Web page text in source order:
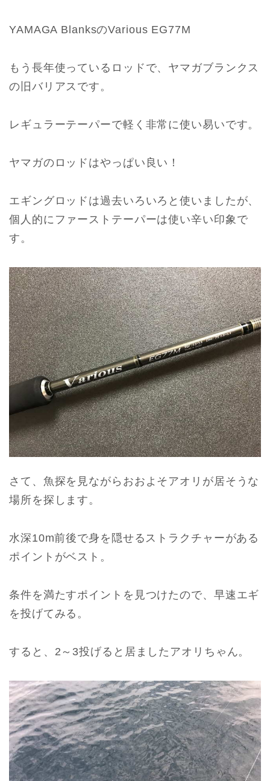
YAMAGA BlanksのVarious EG77M
もう長年使っているロッドで、ヤマガブランクス
の旧バリアスです。
レギュラーテーパーで軽く非常に使い易いです。
ヤマガのロッドはやっぱい良い！
エギングロッドは過去いろいろと使いましたが、
個人的にファーストテーパーは使い辛い印象で
す。
さて、魚探を見ながらおおよそアオリが居そうな
場所を探します。
水深10m前後で身を隠せるストラクチャーがある
ポイントがベスト。
条件を満たすポイントを見つけたので、早速エギ
を投げてみる。
すると、2～3投げると居ましたアオリちゃん。